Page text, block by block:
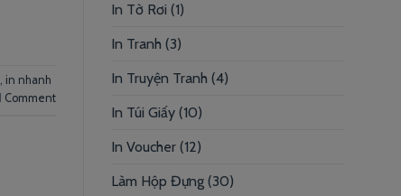
, in nhanh
Comment
In Tờ Rơi (1)
In Tranh (3)
In Truyện Tranh (4)
In Túi Giấy (10)
In Voucher (12)
Làm Hộp Đựng (30)